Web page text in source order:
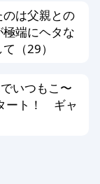
のは父親との
端にヘタな
（29）
いつもこ〜
ート！ ギャ